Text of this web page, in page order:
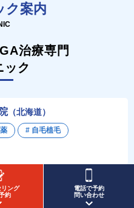
ク案内
治療専門
ック
（北海道）
# 自毛植毛
治療薬 # 自毛植毛
リング
約
電話で予約
問い合わせ